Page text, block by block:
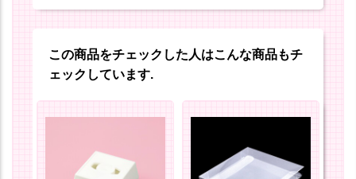
この商品をチェックした人はこんな商品もチ
ェックしています.